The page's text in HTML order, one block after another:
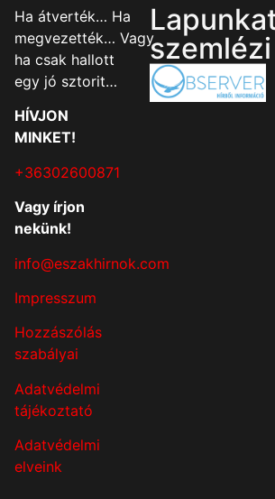
Ha átverték… Ha
megvezették… Vagy
ha csak hallott
egy jó sztorit…
HÍVJON
MINKET!
+36302600871
Vagy írjon
nekünk!
info@eszakhirnok.com
Impresszum
Hozzászólás
szabályai
Adatvédelmi
tájékoztató
Adatvédelmi
elveink
szemlézi